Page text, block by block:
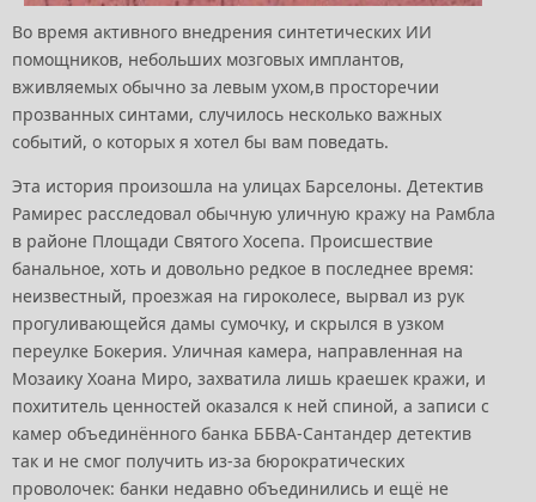
Во время активного внедрения синтетических ИИ
помощников, небольших мозговых имплантов,
вживляемых обычно за левым ухом,в просторечии
прозванных синтами, случилось несколько важных
событий, о которых я хотел бы вам поведать.
Эта история произошла на улицах Барселоны. Детектив
Рамирес расследовал обычную уличную кражу на Рамбла
в районе Площади Святого Хосепа. Происшествие
банальное, хоть и довольно редкое в последнее время:
неизвестный, проезжая на гироколесе, вырвал из рук
прогуливающейся дамы сумочку, и скрылся в узком
переулке Бокерия. Уличная камера, направленная на
Мозаику Хоана Миро, захватила лишь краешек кражи, и
похититель ценностей оказался к ней спиной, а записи с
камер объединённого банка ББВА-Сантандер детектив
так и не смог получить из-за бюрократических
проволочек: банки недавно объединились и ещё не